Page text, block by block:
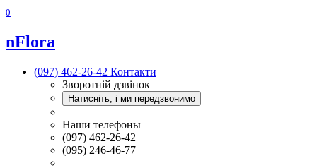
0
nFlora
(097) 462-26-42 Контакти
Зворотній дзвінок
Натисніть, і ми передзвонимо
Наши телефоны
(097) 462-26-42
(095) 246-46-77